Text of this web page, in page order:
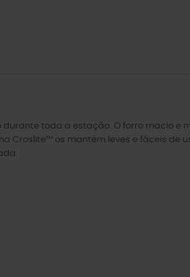
toda a estação. O forro macio e
Croslite™ os mantém leves e fáceis de